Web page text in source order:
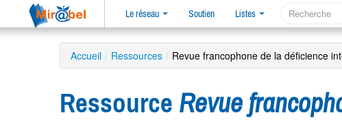
Le réseau Soutien Listes
Accueil / Ressources / Revue francophone de la déficience
Ressource Revue